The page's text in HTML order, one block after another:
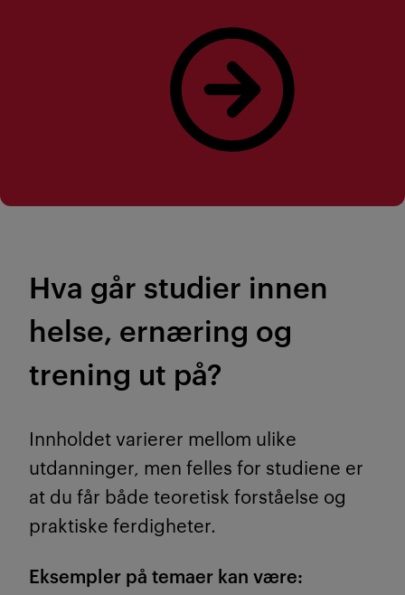
Les mer om Marcus Andreas Hansen!
Hva går studier innen
helse, ernæring og
trening ut på?
Innholdet varierer mellom ulike
utdanninger, men felles for studiene er
at du får både teoretisk forståelse og
praktiske ferdigheter.
Eksempler på temaer kan være: